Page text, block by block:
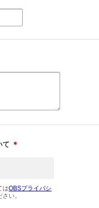
て ＊
はOBSプライバシ
い。